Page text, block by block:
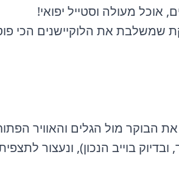
מעולה וסטייל יפואי!
שמשלבת את הלוקיישנים הכי
הבוקר מול הגלים והאוויר
בוייב הנכון), ונעצור